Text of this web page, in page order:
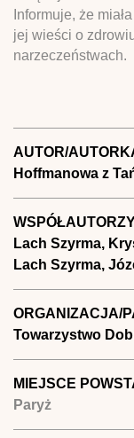
Informuje, że
jej wieści o
narzeczeństwach.
AUTOR/
Hoffmanowa z
Lach Szyrma,
Lach Szyrma,
ORGANIZACJA/
Towarzystwo
MIEJSCE
Paryż